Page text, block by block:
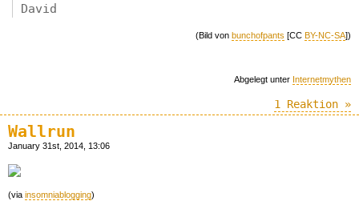
David
(Bild von bunchofpants [CC BY-NC-SA])
Abgelegt unter Internetmythen
1 Reaktion »
Wallrun
January 31st, 2014, 13:06
(via insomniablogging)